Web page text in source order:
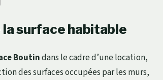
surface habitable
Boutindans le cadre d’une location,
des surfaces occupées par les murs,